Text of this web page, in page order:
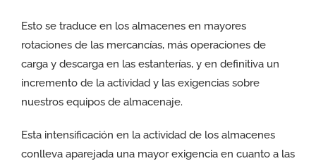
Esto se traduce en los almacenes en mayores
rotaciones de las mercancías, más operaciones de
carga y descarga en las estanterías, y en definitiva un
incremento de la actividad y las exigencias sobre
nuestros equipos de almacenaje.
Esta intensificación en la actividad de los almacenes
conlleva aparejada una mayor exigencia en cuanto a las